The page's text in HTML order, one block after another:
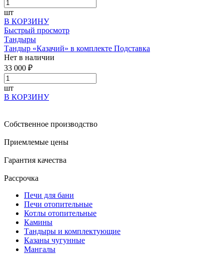
шт
В КОРЗИНУ
Быстрый просмотр
Тандыры
Тандыр «Казачий» в комплекте Подставка
Нет в наличии
33 000 ₽
шт
В КОРЗИНУ
Собственное производство
Приемлемые цены
Гарантия качества
Рассрочка
Печи для бани
Печи отопительные
Котлы отопительные
Камины
Тандыры и комплектующие
Казаны чугунные
Мангалы